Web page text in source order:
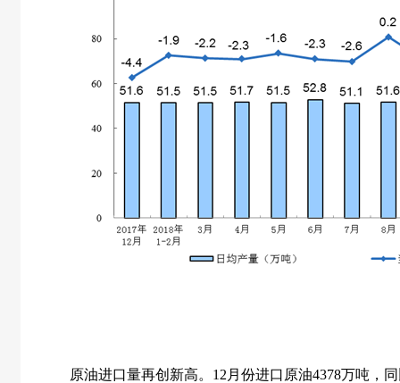
原油进口量再创新高。 12 月份进口原油4378万吨，